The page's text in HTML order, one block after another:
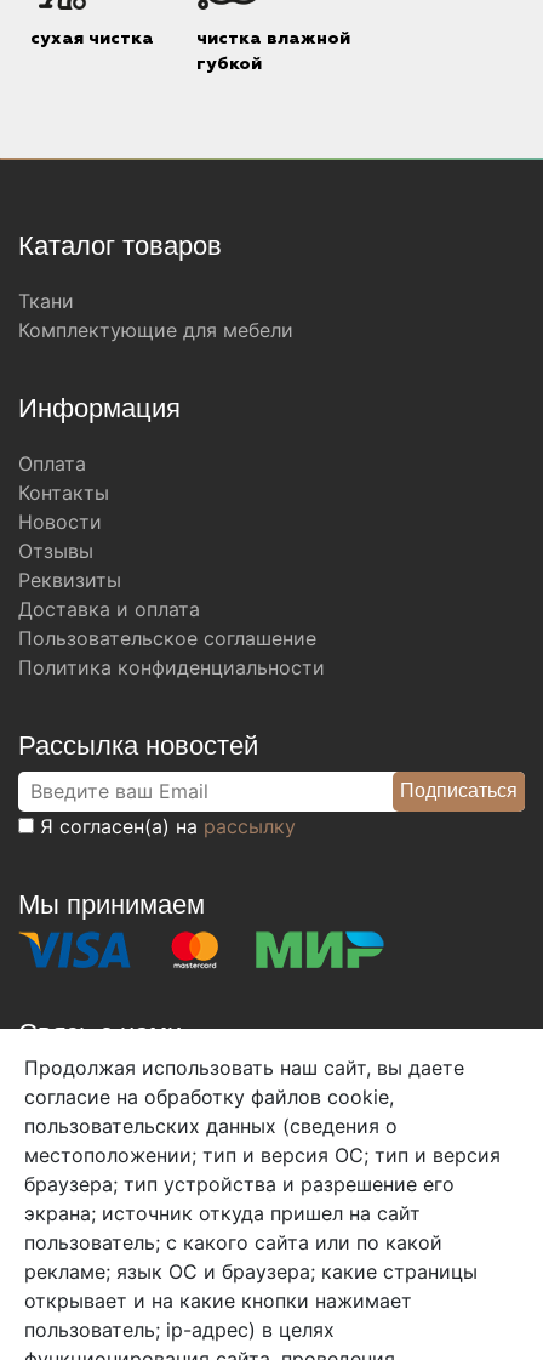
сухая чистка
чистка влажной
губкой
Каталог товаров
Ткани
Комплектующие для мебели
Информация
Оплата
Контакты
Новости
Отзывы
Реквизиты
Доставка и оплата
Пользовательское соглашение
Политика конфиденциальности
Рассылка новостей
Я согласен(а) на рассылку
Мы принимаем
Связь с нами
+7 (495) 933-38-08
info@arben-textile.ru- оптовые продажи
Арбен текстиль г. Щелково, пер.
1-й Советский д.25, владение 2.
Продолжая использовать наш сайт, вы даете
согласие на обработку файлов cookie,
пользовательских данных (сведения о
местоположении; тип и версия ОС; тип и версия
браузера; тип устройства и разрешение его
экрана; источник откуда пришел на сайт
пользователь; с какого сайта или по какой
рекламе; язык ОС и браузера; какие страницы
открывает и на какие кнопки нажимает
пользователь; ip-адрес) в целях